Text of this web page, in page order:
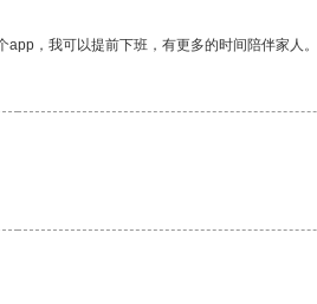
，我可以提前下班，有更多的时间陪伴家人。